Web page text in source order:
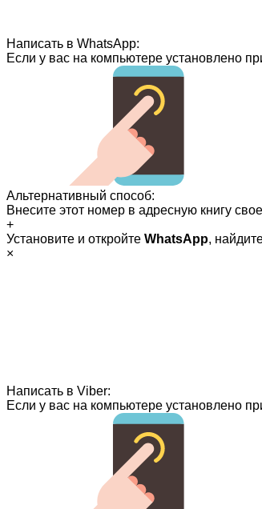
Написать в WhatsApp:
Если у вас на компьютере установлено
Альтернативный способ:
Внесите этот номер в адресную книгу
+
Установите и откройте WhatsApp,
×
Написать в Viber:
Если у вас на компьютере установлено